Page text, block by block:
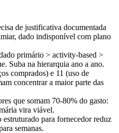
de justificativa documentada
dado indisponível com plano
primário > activity-based >
Suba na hierarquia ano a ano.
comprados) e 11 (uso de
concentrar a maior parte das
que somam 70-80% do gasto:
vira viável.
para fornecedor reduz
semanas.